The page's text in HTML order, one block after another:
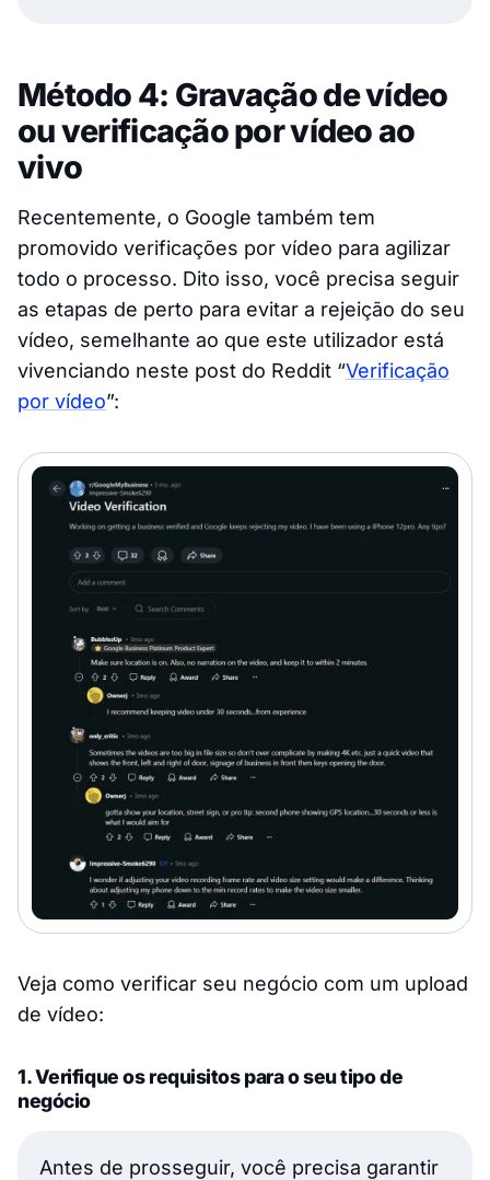
Método 4: Gravação de vídeo
ou verificação por vídeo ao
vivo
Recentemente, o Google também tem
promovido verificações por vídeo para agilizar
todo o processo. Dito isso, você precisa seguir
as etapas de perto para evitar a rejeição do seu
vídeo, semelhante ao que este utilizador está
vivenciando neste post do Reddit “Verificação
por vídeo”:
Veja como verificar seu negócio com um upload
de vídeo:
1. Verifique os requisitos para o seu tipo de
negócio
Antes de prosseguir, você precisa garantir